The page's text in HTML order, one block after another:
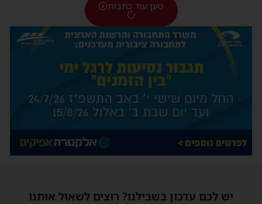
טען עוד כתבות
יש לכם עדכון בשבילנו? רוצים לשאול אותנו